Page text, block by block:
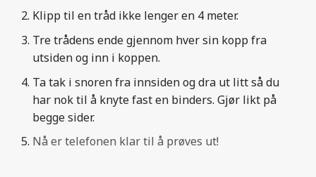
Klipp til en tråd ikke lenger en 4 meter.
Tre trådens ende gjennom hver sin kopp fra
utsiden og inn i koppen.
Ta tak i snoren fra innsiden og dra ut litt så du
har nok til å knyte fast en binders. Gjør likt på
begge sider.
Nå er telefonen klar til å prøves ut!